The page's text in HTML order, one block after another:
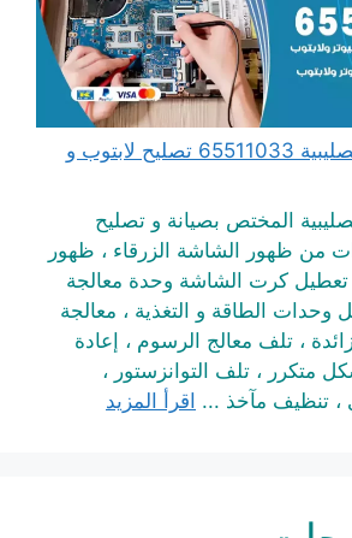
مهندس كمبيوتر الصليبية 65511033 تصليح لابتوب و
المختص بصيانة و تصليح
من ظهور الشاشة الزرقاء ، ظهور
تعطيل كرت الشاشة وحدة معالجة
وحدات الطاقة و التغذية ، معالجة
، تلف معالج الرسوم ، إعادة
متكرر ، تلف التوانزستور ،
، تنظيف مآخذ ... اقرأ المزيد